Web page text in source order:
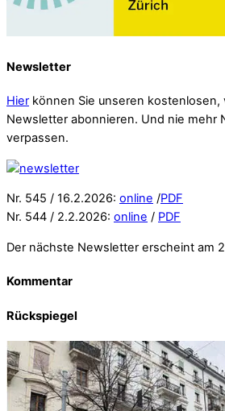
Newsletter
Hier können Sie unseren kostenlosen,
Newsletter abonnieren. Und nie mehr
verpassen.
Nr. 545 / 16.2.2026: online /PDF
Nr. 544 / 2.2.2026: online / PDF
Der nächste Newsletter erscheint am
Kommentar
Rückspiegel